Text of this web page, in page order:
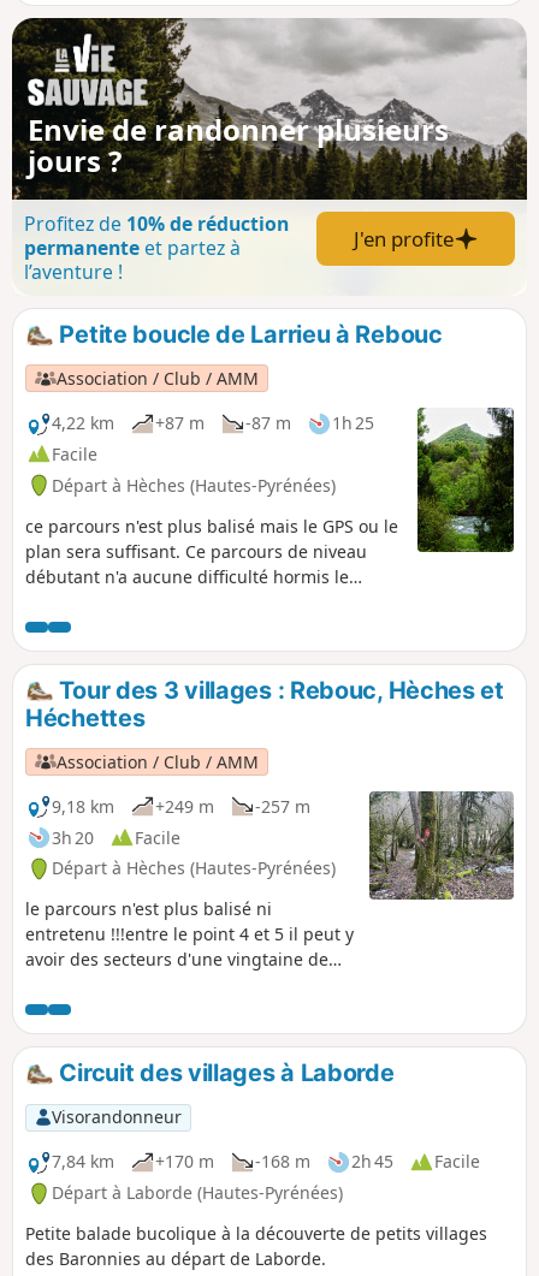
vallée peut offrir : vue imprenable à
360°, mettant en évidence l'incroyable
alignement de la vallée. Découvrez sur
ce parcours, des chemins escarpés, à
gués, à l'ombre, dans la mousse, sur les
crêtes, en prairie, en forêt et dans les
landes broussailleuses, se terminant
par un passage le long d'un torrent
Envie de randonner plusieurs
jours ?
Profitez de 10% de réduction
permanenteet partez à
l’aventure !
J'en profite
Petite boucle de Larrieu à Rebouc
Association / Club / AMM
4,22 km
+87 m -87 m
1h 25
Facile
Départ à Hèches (Hautes-Pyrénées)
ce parcours n'est plus balisé mais le GPS ou le
plan sera suffisant. Ce parcours de niveau
débutant n'a aucune difficulté hormis le
de Rebouc tout en restant sur une route
goudronnée mais très peu fréquentée. Idéal
pour prendre l'air, sans équipement
particulier et pour tout niveau.
Tour des 3 villages : Rebouc, Hèches et
Héchettes
Association / Club / AMM
9,18 km
+249 m
-257 m
3h 20
Facile
Départ à Hèches (Hautes-Pyrénées)
le parcours n'est plus balisé ni
entretenu !!!entre le point 4 et 5 il peut y
avoir des secteurs d'une vingtaine de
septembre mais reste praticable à
l'années. Chemin pouvant être boueux
100m avant le point 5. Boucle accessible
à pied ou à vélo. Vous découvrirez
Rebouc, Hèches et Héchettes; Bourgs
presque inchangés depuis 1820-1860
comme l'attestent les inscriptions sur
les portes taillées dans le marbre. Ce
parcours permettra également de
découvrir les chemins sinueux et
quelques fois abrupts qui reliaient
Circuit des villages à Laborde
Visorandonneur
7,84 km
+170 m -168 m 2h 45
Facile
Départ à Laborde (Hautes-Pyrénées)
Petite balade bucolique à la découverte de petits villages
des Baronnies au départ de Laborde.